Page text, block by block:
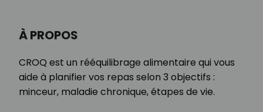
À PROPOS
CROQ est un rééquilibrage alimentaire qui vous
aide à planifier vos repas selon 3 objectifs :
minceur, maladie chronique, étapes de vie.